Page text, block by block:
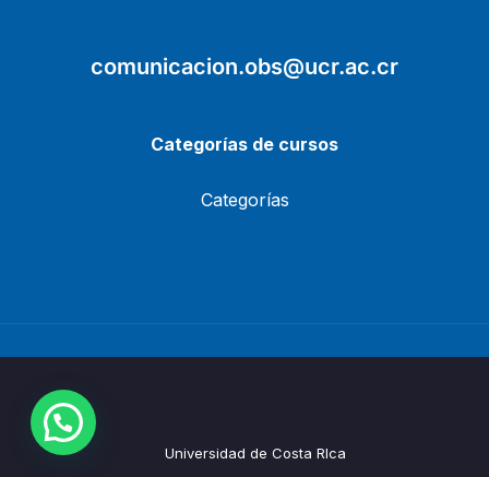
comunicacion.obs@ucr.ac.cr
Categorías de cursos
Categorías
Universidad de Costa RIca